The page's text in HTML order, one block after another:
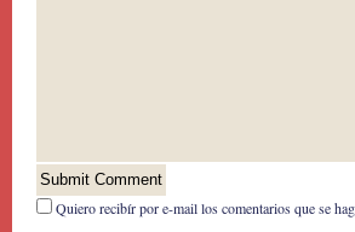
Quiero recibír por e-mail los comentarios que se